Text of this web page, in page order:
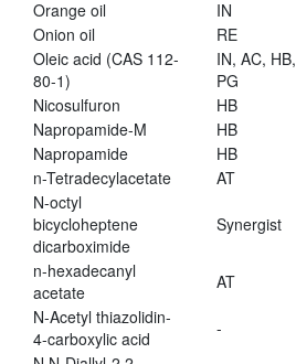
Orange oil
IN
Onion oil
RE
Oleic acid (CAS 112-
80-1)
IN, AC, HB,
PG
Nicosulfuron
HB
Napropamide-M
HB
Napropamide
HB
n-Tetradecylacetate
AT
N-octyl
bicycloheptene
dicarboximide
Synergist
n-hexadecanyl
acetate
AT
N-Acetyl thiazolidin-
4-carboxylic acid
-